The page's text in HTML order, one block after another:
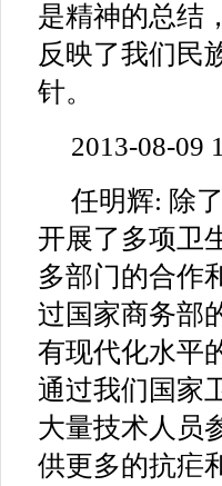
是精神的总结
反映了我们民
针。
2013-08-09
任明辉: 除
开展了多项卫
多部门的合作
过国家商务部
有现代化水平
通过我们国家
大量技术人员
供更多的抗疟